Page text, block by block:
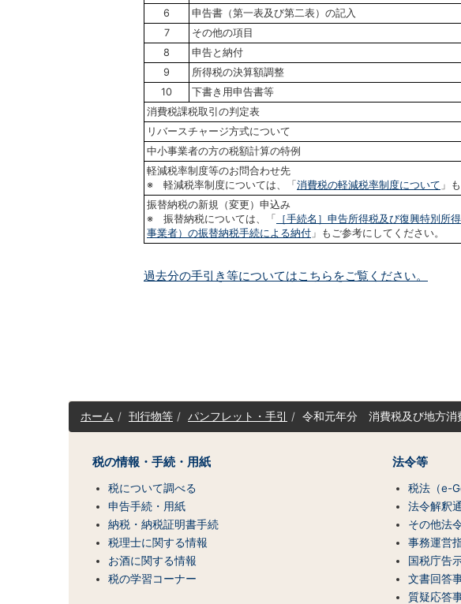
6
申告書（第一表及び第二表）の記入
7
その他の項目
8
申告と納付
9
所得税の決算額調整
10
下書き用申告書等
消費税課税取引の判定表
リバースチャージ方式について
中小事業者の方の税額計算の特例
軽減税率制度等のお問合わせ先
※ 軽減税率制度については、「 消費税の軽減税率制度について 」
振替納税の新規（変更）申込み
※ 振替納税については、「
［手続名］申告所得税及び復興特別所
事業者）の振替納税手続による納付 」もご参考にしてください。
過去分の手引き等についてはこちらをご覧ください。
サ
イ
（コ
ホーム 刊行物等 パンフレット・手引 令和元年分 消費税及び地方消
税の情報・手続・用紙
税について調べる
申告手続・用紙
納税・納税証明書手続
税理士に関する情報
お酒に関する情報
税の学習コーナー
法令等
税法（e-
法令解釈
その他法
事務運営
国税庁告
文書回答
質疑応答